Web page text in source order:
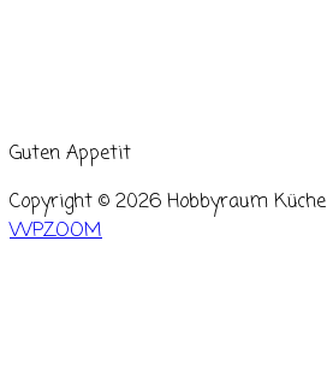
Guten Appetit
Copyright © 2026 Hobbyraum Küche
WPZOOM